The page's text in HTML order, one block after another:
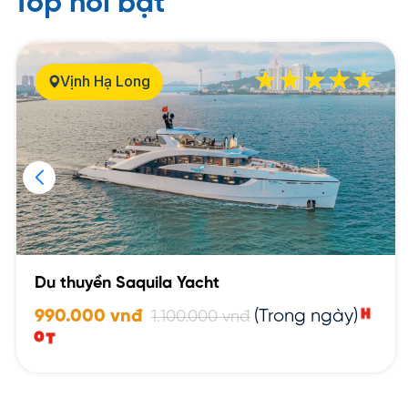
Vịnh Hạ Long
Du thuyền Saquila Yacht
990.000 vnđ 1.100.000 vnđ (Trong ngày) H
OT